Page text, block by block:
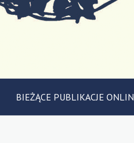
BIEŻĄCE PUBLIKACJE